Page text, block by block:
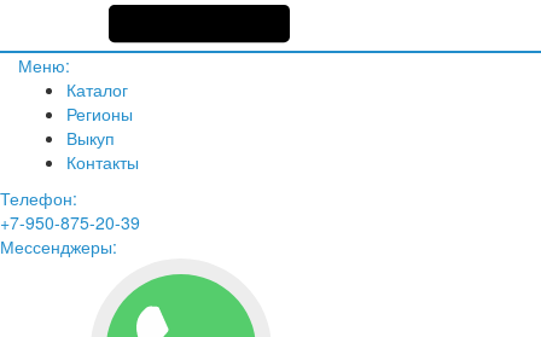
Меню:
Каталог
Регионы
Выкуп
Контакты
Телефон:
+7-950-875-20-39
Мессенджеры: